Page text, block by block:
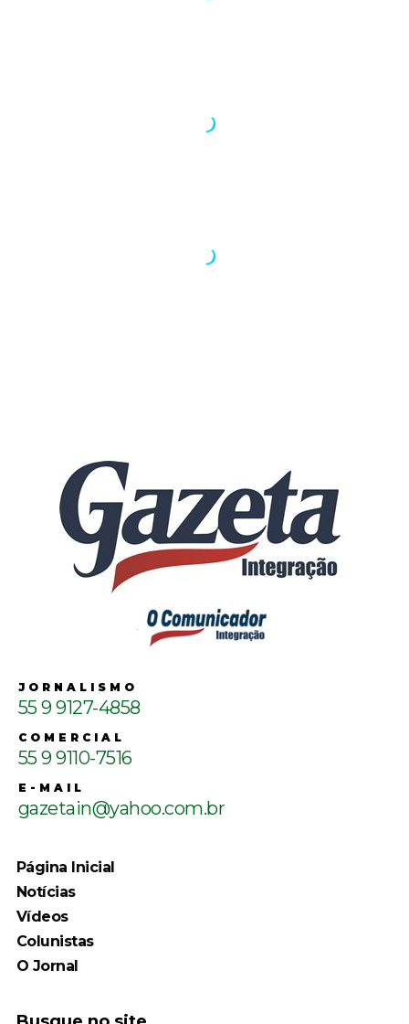
JORNALISMO
55 9 9127-4858
COMERCIAL
55 9 9110-7516
E-MAIL
gazetain@yahoo.com.br
Página Inicial
Notícias
Vídeos
Colunistas
O Jornal